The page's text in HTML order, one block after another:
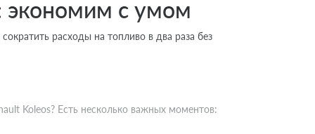
экономим с умом
расходы на топливо в два раза без
Koleos? Есть несколько важных моментов: